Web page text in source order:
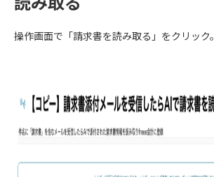
操作画面で「請求書を読み取る」をクリック。